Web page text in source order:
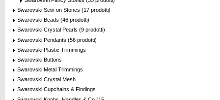
Swarovski Sew-on Stones (17 prodotti)
Swarovski Beads (46 prodotti)
Swarovski Crystal Pearls (9 prodotti)
Swarovski Pendants (56 prodotti)
Swarovski Plastic Trimmings
Swarovski Buttons
Swarovski Metal Trimmings
Swarovski Crystal Mesh
Swarovski Cupchains & Findings